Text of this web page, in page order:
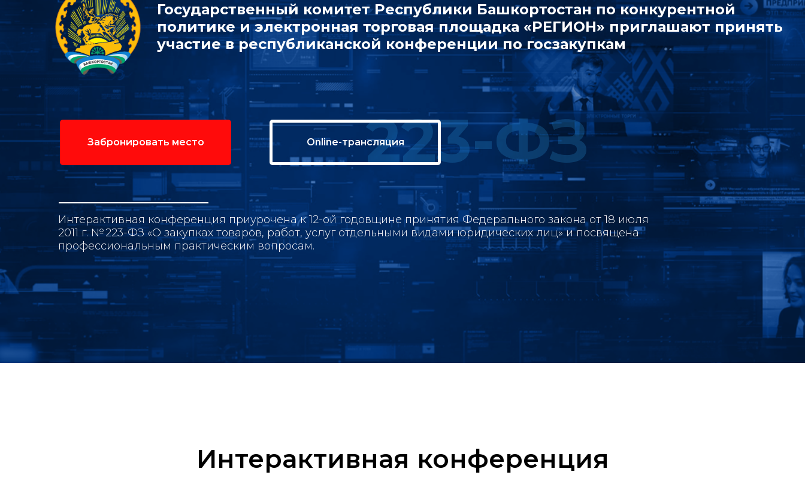
Интерактивная конференция приурочена к 12-ой годовщине принятия Федерального закона от 18 июля
2011 г. № 223-ФЗ «О закупках товаров, работ, услуг отдельными видами юридических лиц» и посвящена
профессиональным практическим вопросам.
Государственный комитет Республики Башкортостан по конкурентной
политике и электронная торговая площадка «РЕГИОН» приглашают принять
участие в республиканской конференции по госзакупкам
Забронировать место Online-трансляция223-ФЗ
Интерактивная конференция